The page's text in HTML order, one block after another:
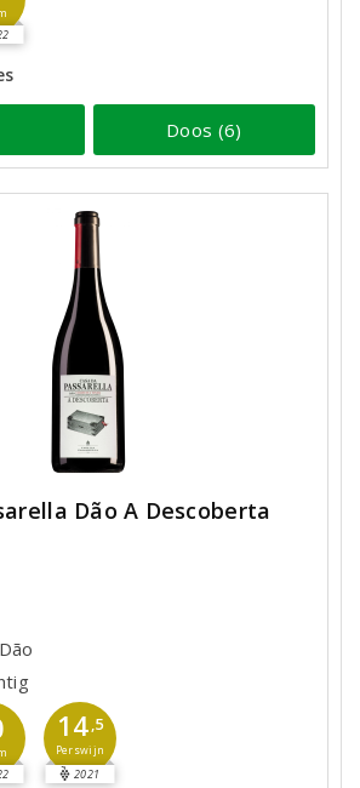
Doos (6)
Dão A Descoberta
14,5
Perswijn
2021